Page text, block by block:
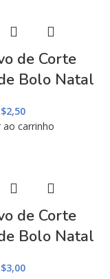
de Corte
Bolo Natal
2,50
ao carrinho
de Corte
Bolo Natal
3,00